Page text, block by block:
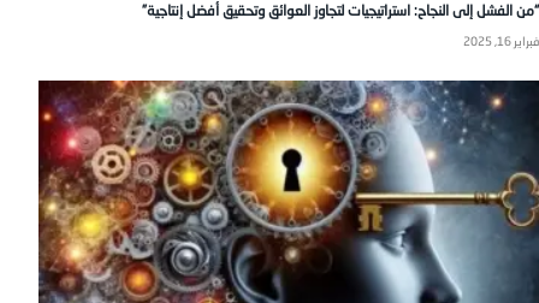
“من الفشل إلى النجاح: استراتيجيات لتجاوز العوائق وتحقيق أفضل إنتاجية”
فبراير 16, 2025